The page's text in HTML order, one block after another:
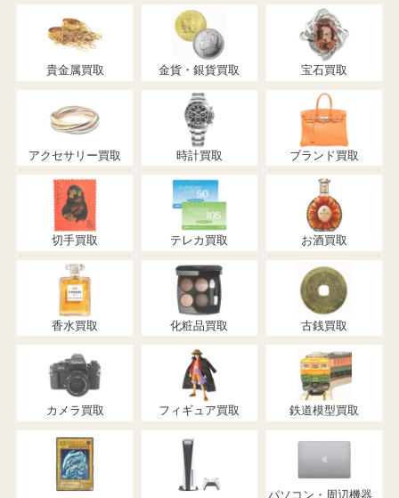
貴金属買取 金貨・銀貨買取 宝石買取
アクセサリー買取 時計買取 ブランド買取
切手買取 テレカ買取 お酒買取
香水買取 化粧品買取 古銭買取
カメラ買取 フィギュア買取 鉄道模型買取
パソコン・周辺機器